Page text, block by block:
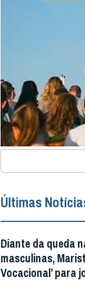
Últimas
Diante da queda
masculinas,
Vocacional’ para